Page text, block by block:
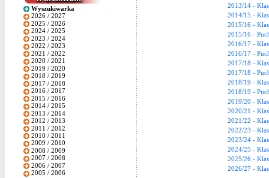
Wyszukiwarka
2026 / 2027
2025 / 2026
2024 / 2025
2023 / 2024
2022 / 2023
2021 / 2022
2020 / 2021
2019 / 2020
2018 / 2019
2017 / 2018
2016 / 2017
2015 / 2016
2014 / 2015
2013 / 2014
2012 / 2013
2011 / 2012
2010 / 2011
2009 / 2010
2008 / 2009
2007 / 2008
2006 / 2007
2005 / 2006
2013/14 -
2014/15 -
2015/16 -
2015/16 -
2016/17 -
2016/17 -
2017/18 -
2017/18 -
2018/19 -
2018/19 -
2019/20 -
2020/21 -
2021/22 -
2022/23 -
2023/24 -
2024/25 -
2025/26 -
2026/27 -